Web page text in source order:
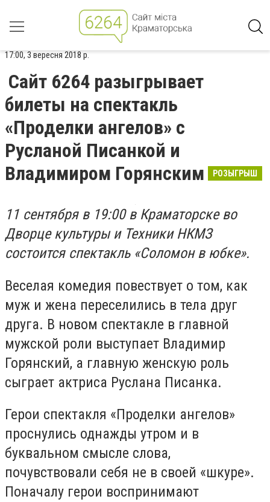
17:00, 3 вересня 2018 р.
Сайт 6264 разыгрывает
билеты на спектакль
«Проделки ангелов» с
Русланой Писанкой и
Владимиром Горянским
РОЗЫГРЫШ
11 сентября в 19:00 в Краматорске во
Дворце культуры и Техники НКМЗ
состоится спектакль «Соломон в юбке».
Веселая комедия повествует о том, как
муж и жена переселились в тела друг
друга. В новом спектакле в главной
мужской роли выступает Владимир
Горянский, а главную женскую роль
сыграет актриса Руслана Писанка.
Герои спектакля «Проделки ангелов»
проснулись однажды утром и в
буквальном смысле слова,
почувствовали себя не в своей «шкуре».
Поначалу герои воспринимают